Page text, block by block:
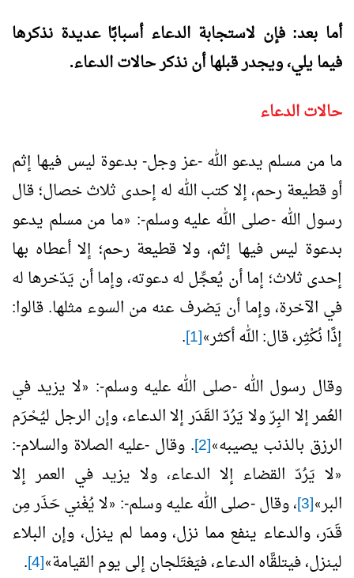
أما بعد: فإن لاستجابة الدعاء أسبابًا عديدة نذكرها
فيما يلي، ويجدر قبلها أن نذكر حالات الدعاء.
حالات الدعاء
ما من مسلم يدعو الله -عز وجل- بدعوة ليس فيها إثم
أو قطيعة رحم، إلا كتب الله له إحدى ثلاث خصال؛ قال
رسول الله -صلى الله عليه وسلم-: «ما من مسلم يدعو
بدعوة ليس فيها إثم، ولا قطيعة رحم؛ إلا أعطاه بها
إحدى ثلاث؛ إما أن يُعجِّل له دعوته، وإما أن يَدّخرها له
في الآخرة، وإما أن يَصْرف عنه من السوء مثلها. قالوا:
إذًا نُكْثِر، قال: الله أكثر»
[1]
.
وقال رسول الله -صلى الله عليه وسلم-: «لا يزيد في
العُمر إلا البِرّ ولا يَرُدّ القَدَر إلا الدعاء، وإن الرجل ليُحْرَم
الرزق بالذنب يصيبه»
[2] . وقال -عليه الصلاة والسلام-:
«لا يَرُدّ القضاء إلا الدعاء، ولا يزيد في العمر إلا
البر»
[3] ، وقال -صلى الله عليه وسلم-: «لا يُغْني حَذَر مِن
قَدَر، والدعاء ينفع مما نزل، ومما لم ينزل، وإن البلاء
لينزل، فيتلقَّاه الدعاء، فيَعْتَلجان إلى يوم القيامة»
[4]
.